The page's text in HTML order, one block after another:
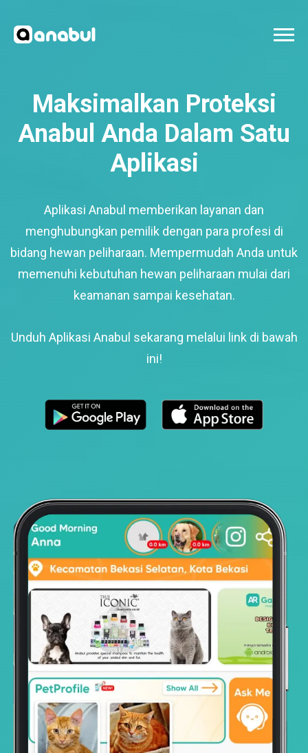
Maksimalkan Proteksi
Anabul Anda Dalam Satu
Aplikasi
Aplikasi Anabul memberikan layanan dan
menghubungkan pemilik dengan para profesi di
bidang hewan peliharaan. Mempermudah Anda untuk
memenuhi kebutuhan hewan peliharaan mulai dari
keamanan sampai kesehatan.
Unduh Aplikasi Anabul sekarang melalui link di bawah
ini!